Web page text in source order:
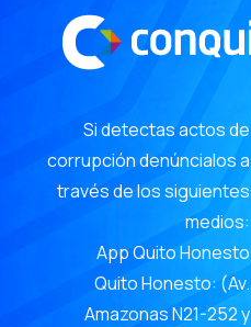
Si detectas actos de
corrupción denúncialos a
través de los siguientes
medios:
App Quito Honesto
Quito Honesto: (Av.
Amazonas N21-252 y